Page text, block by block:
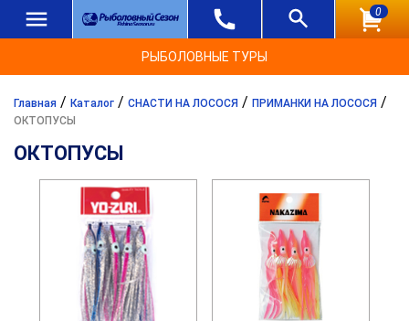
0
РЫБОЛОВНЫЕ ТУРЫ
Главная / Каталог / СНАСТИ НА ЛОСОСЯ / ПРИМАНКИ НА ЛОСОСЯ /
ОКТОПУСЫ
ОКТОПУСЫ